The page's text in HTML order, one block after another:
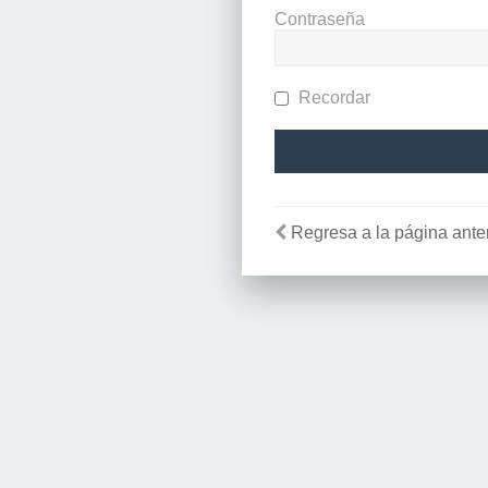
Contraseña
Recordar
Regresa a la página